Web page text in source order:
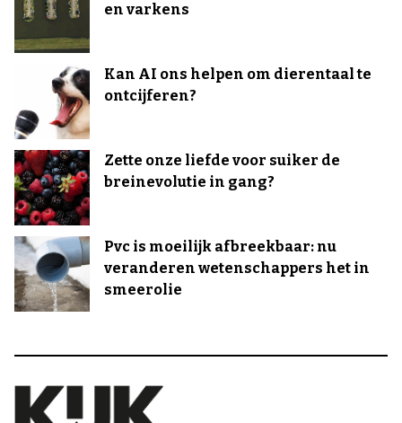
en varkens
Kan AI ons helpen om dierentaal te
ontcijferen?
Zette onze liefde voor suiker de
breinevolutie in gang?
Pvc is moeilijk afbreekbaar: nu
veranderen wetenschappers het in
smeerolie